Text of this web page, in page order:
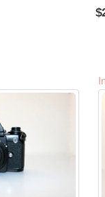
0
$